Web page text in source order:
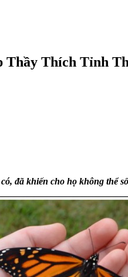
Thầy Thích Tỉnh
đã khiến cho họ không thể